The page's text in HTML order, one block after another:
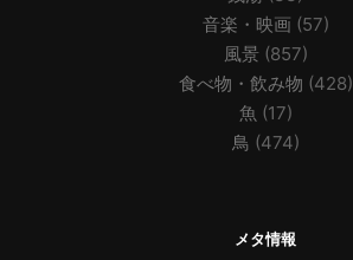
音楽・映画 (57)
風景(857)
食べ物・飲み物 (428)
魚 (17)
鳥 (474)
メタ情報